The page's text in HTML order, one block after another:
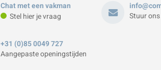
Chat met een vakman
Stel hier je vraag
Stuur
+31 (0)85 0049 727
Aangepaste openingstijden